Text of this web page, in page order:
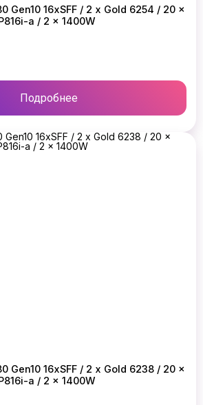
Gen10 16xSFF / 2 x Gold 6254 / 20 x
a / 2 x 1400W
Подробнее
Gen10 16xSFF / 2 x Gold 6238 / 20 x
a / 2 x 1400W